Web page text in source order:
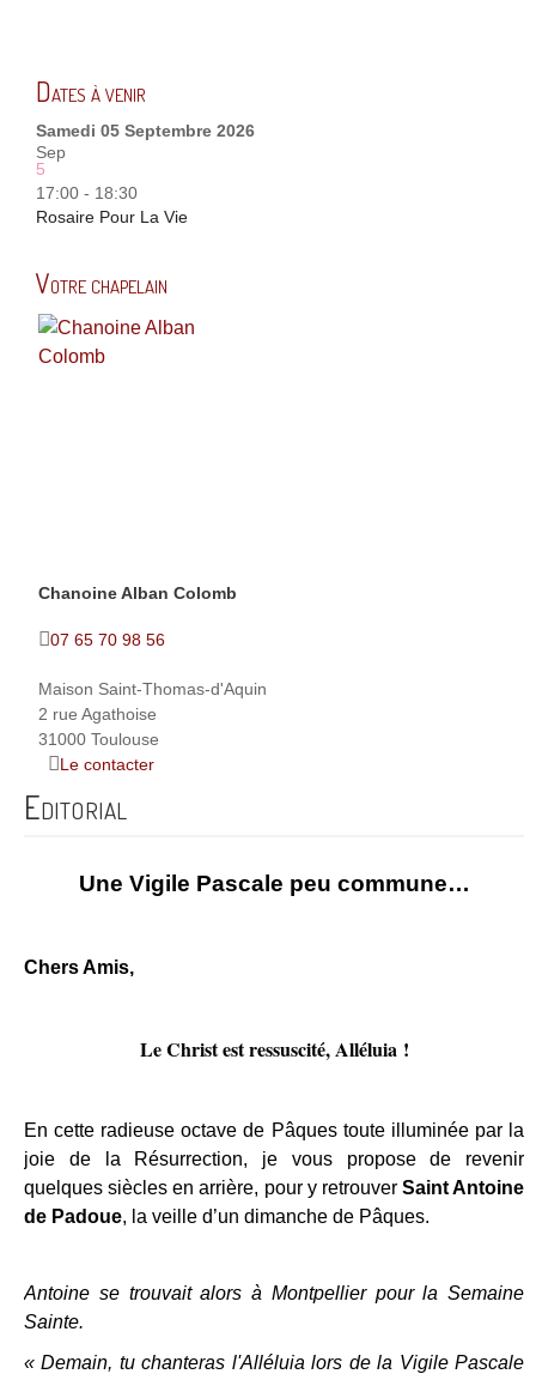
Dates à venir
Samedi 05 Septembre 2026
Sep
5
17:00 - 18:30
Rosaire Pour La Vie
Votre chapelain
Chanoine Alban Colomb
07 65 70 98 56
Maison Saint-Thomas-d'Aquin
2 rue Agathoise
31000 Toulouse
Le contacter
Editorial
Une Vigile Pascale peu commune…
Chers Amis,
Le Christ est ressuscité, Alléluia !
En cette radieuse octave de Pâques toute illuminée par la
joie de la Résurrection, je vous propose de revenir
quelques siècles en arrière, pour y retrouver Saint Antoine
de Padoue, la veille d’un dimanche de Pâques.
Antoine se trouvait alors à Montpellier pour la Semaine
Sainte.
« Demain, tu chanteras l'Alléluia lors de la Vigile Pascale